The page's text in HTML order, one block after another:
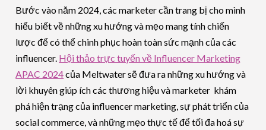
Bước vào năm 2024, các marketer cần trang bị cho mình
hiểu biết về những xu hướng và mẹo mang tính chiến
lược để có thể chinh phục hoàn toàn sức mạnh của các
influencer. Hội thảo trực tuyến về Influencer Marketing
APAC 2024của Meltwater sẽ đưa ra những xu hướng và
lời khuyên giúp ích các thương hiệu và marketer khám
phá hiện trạng của influencer marketing, sự phát triển của
social commerce, và những mẹo thực tế để tối đa hoá sự